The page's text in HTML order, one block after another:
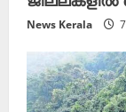
News Kerala